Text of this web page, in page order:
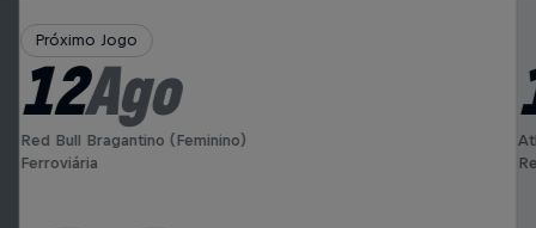
Próximo Jogo
12Ago
Red Bull Bragantino (Feminino)
Ferroviária